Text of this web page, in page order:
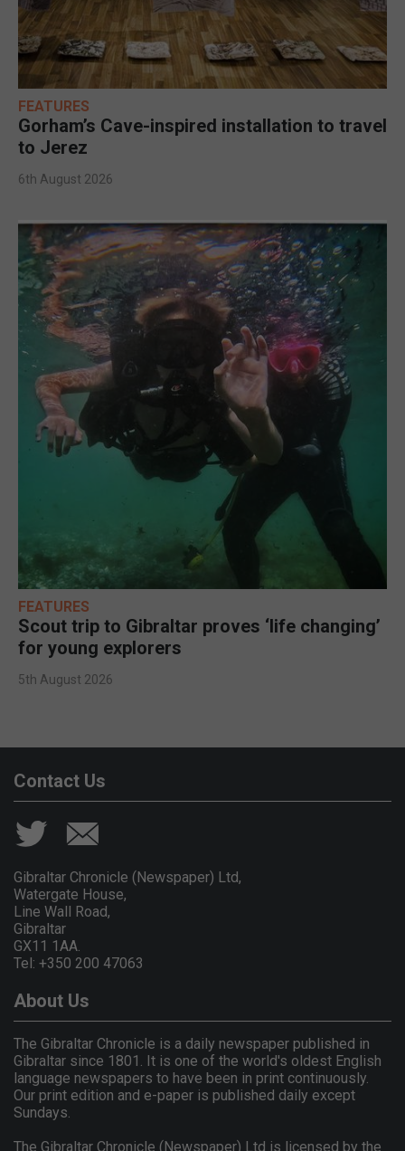
FEATURES
Gorham’s Cave-inspired installation to travel
to Jerez
6th August 2026
FEATURES
Scout trip to Gibraltar proves ‘life changing’
for young explorers
5th August 2026
Contact Us
Gibraltar Chronicle (Newspaper) Ltd,
Watergate House,
Line Wall Road,
Gibraltar
GX11 1AA.
Tel: +350 200 47063
About Us
The Gibraltar Chronicle is a daily newspaper published in
Gibraltar since 1801. It is one of the world's oldest English
language newspapers to have been in print continuously.
Our print edition and e-paper is published daily except
Sundays.
The Gibraltar Chronicle (Newspaper) Ltd is licensed by the